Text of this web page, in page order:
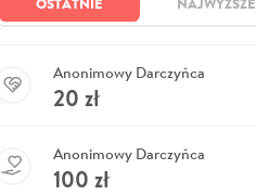
Anonimowy Darczyńca
20 zł
Anonimowy Darczyńca
100 zł